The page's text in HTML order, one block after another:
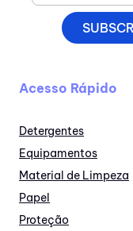
Acesso Rápido
Detergentes
Equipamentos
Material de Limpeza
Papel
Proteção